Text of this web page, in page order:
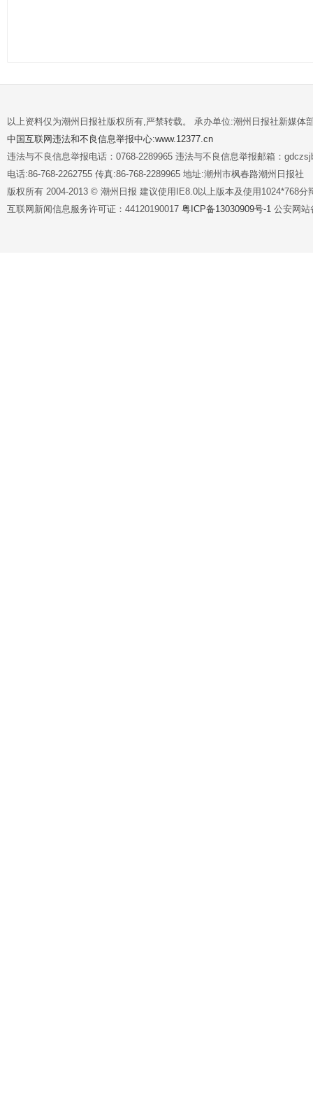
以上资料仅为潮州日报社版权所有,严禁转载。 承办单位:潮州日报社新媒体
中国互联网违法和不良信息举报中心:www.12377.cn
违法与不良信息举报电话：0768-2289965 违法与不良信息举报邮箱：
电话:86-768-2262755 传真:86-768-2289965 地址:潮州市枫春路潮州日报社
版权所有 2004-2013 © 潮州日报 建议使用IE8.0以上版本及使用1024*768分
互联网新闻信息服务许可证：44120190017 粤ICP备13030909号-1 公安网站